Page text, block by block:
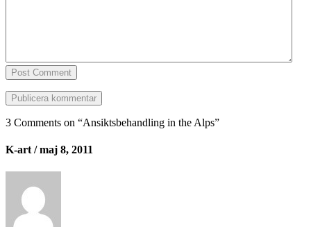
Post Comment
3 Comments on “Ansiktsbehandling in the Alps”
K-art / maj 8, 2011